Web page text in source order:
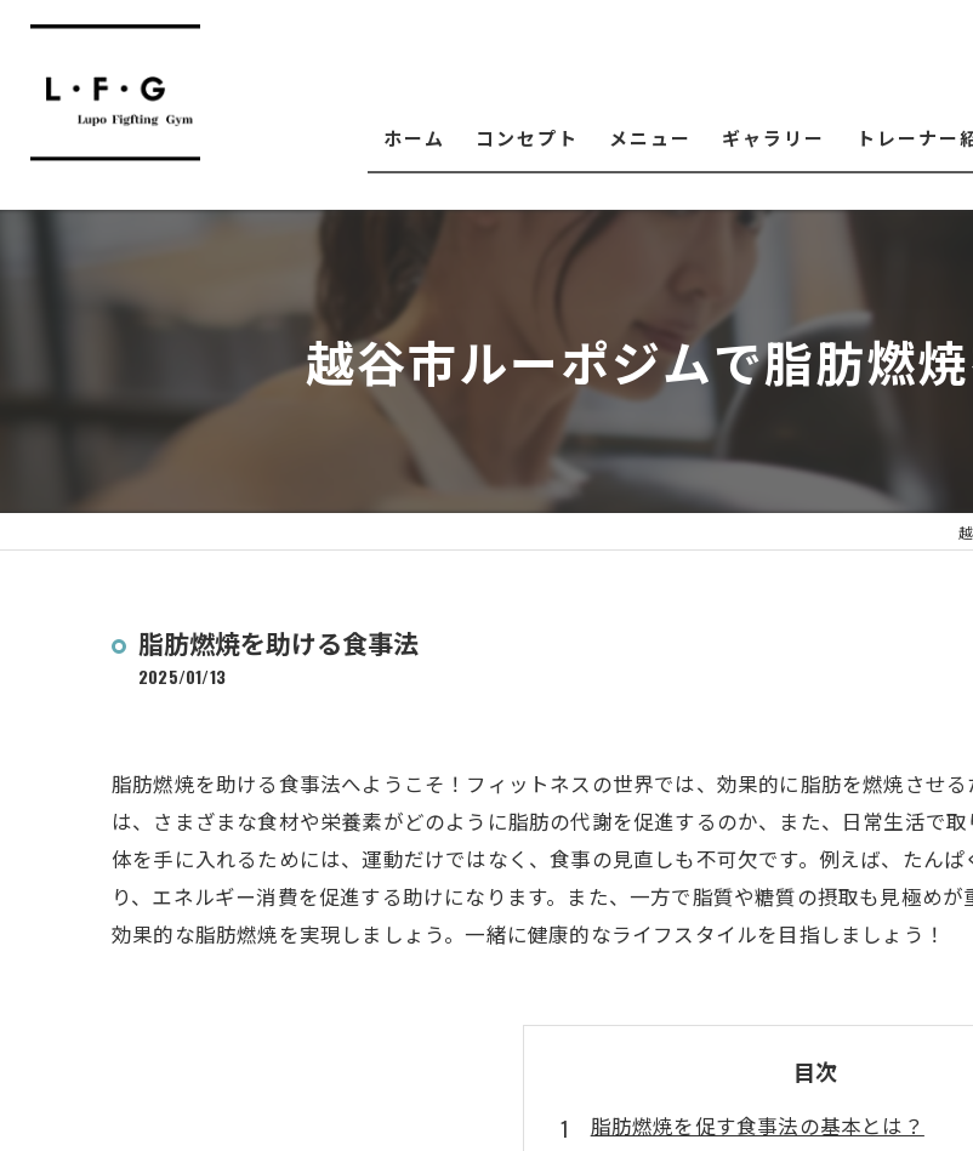
ホーム コンセプト メニュー ギャラリー トレーナー
越谷市ルーポジムで脂肪燃
脂肪燃焼を助ける食事法
2025/01/13
脂肪燃焼を助ける食事法へようこそ！フィットネスの世界では、効果的に脂肪を燃焼させ
は、さまざまな食材や栄養素がどのように脂肪の代謝を促進するのか、また、日常生活で
体を手に入れるためには、運動だけではなく、食事の見直しも不可欠です。例えば、たん
り、エネルギー消費を促進する助けになります。また、一方で脂質や糖質の摂取も見極め
効果的な脂肪燃焼を実現しましょう。一緒に健康的なライフスタイルを目指しましょう！
目次
脂肪燃焼を促す食事法の基本とは？